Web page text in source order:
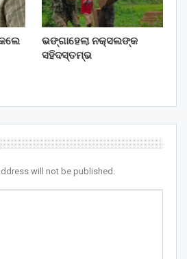
ଭଙ୍ଗାହେଲା ନକ୍ସଲଙ୍କ
ସହିଦସ୍ତମ୍ଭ
will not be published.